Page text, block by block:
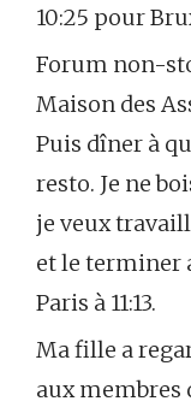
10:25 pour
Forum non-
Maison des
Puis dîner à
resto. Je ne
je veux
et le terminer
Paris à 11:13.
Ma fille a
aux membres